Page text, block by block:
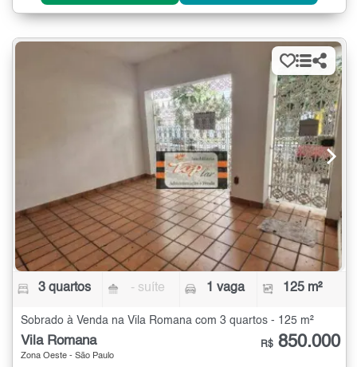
3 quartos - suíte 1 vaga 125 m²
Sobrado à Venda na Vila Romana com 3 quartos - 125 m²
Vila Romana
Zona Oeste - São Paulo
R$ 850.000